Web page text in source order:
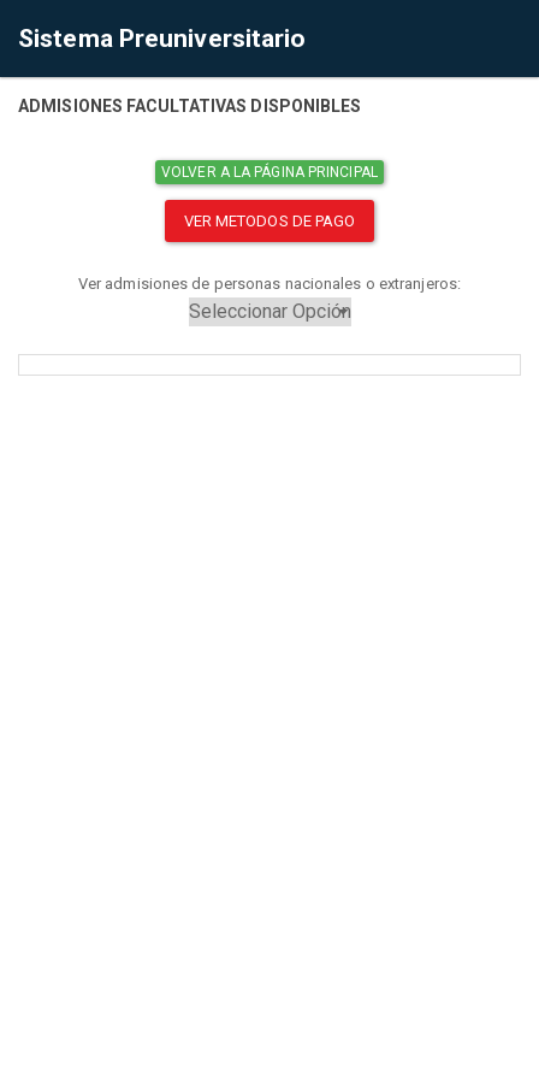
Sistema Preuniversitario
ADMISIONES FACULTATIVAS DISPONIBLES
VOLVER A LA PÁGINA PRINCIPAL
VER METODOS DE PAGO
Ver admisiones de personas nacionales o extranjeros: